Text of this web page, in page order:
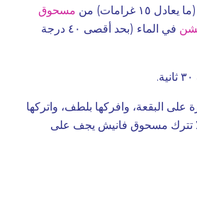
غرامات) من
مسحوق
في الماء (بحد أقصى ٤٠ درجة
على البقعة، وافركها بلطف، واتركها
(لا تترك مسحوق فانيش يجف على